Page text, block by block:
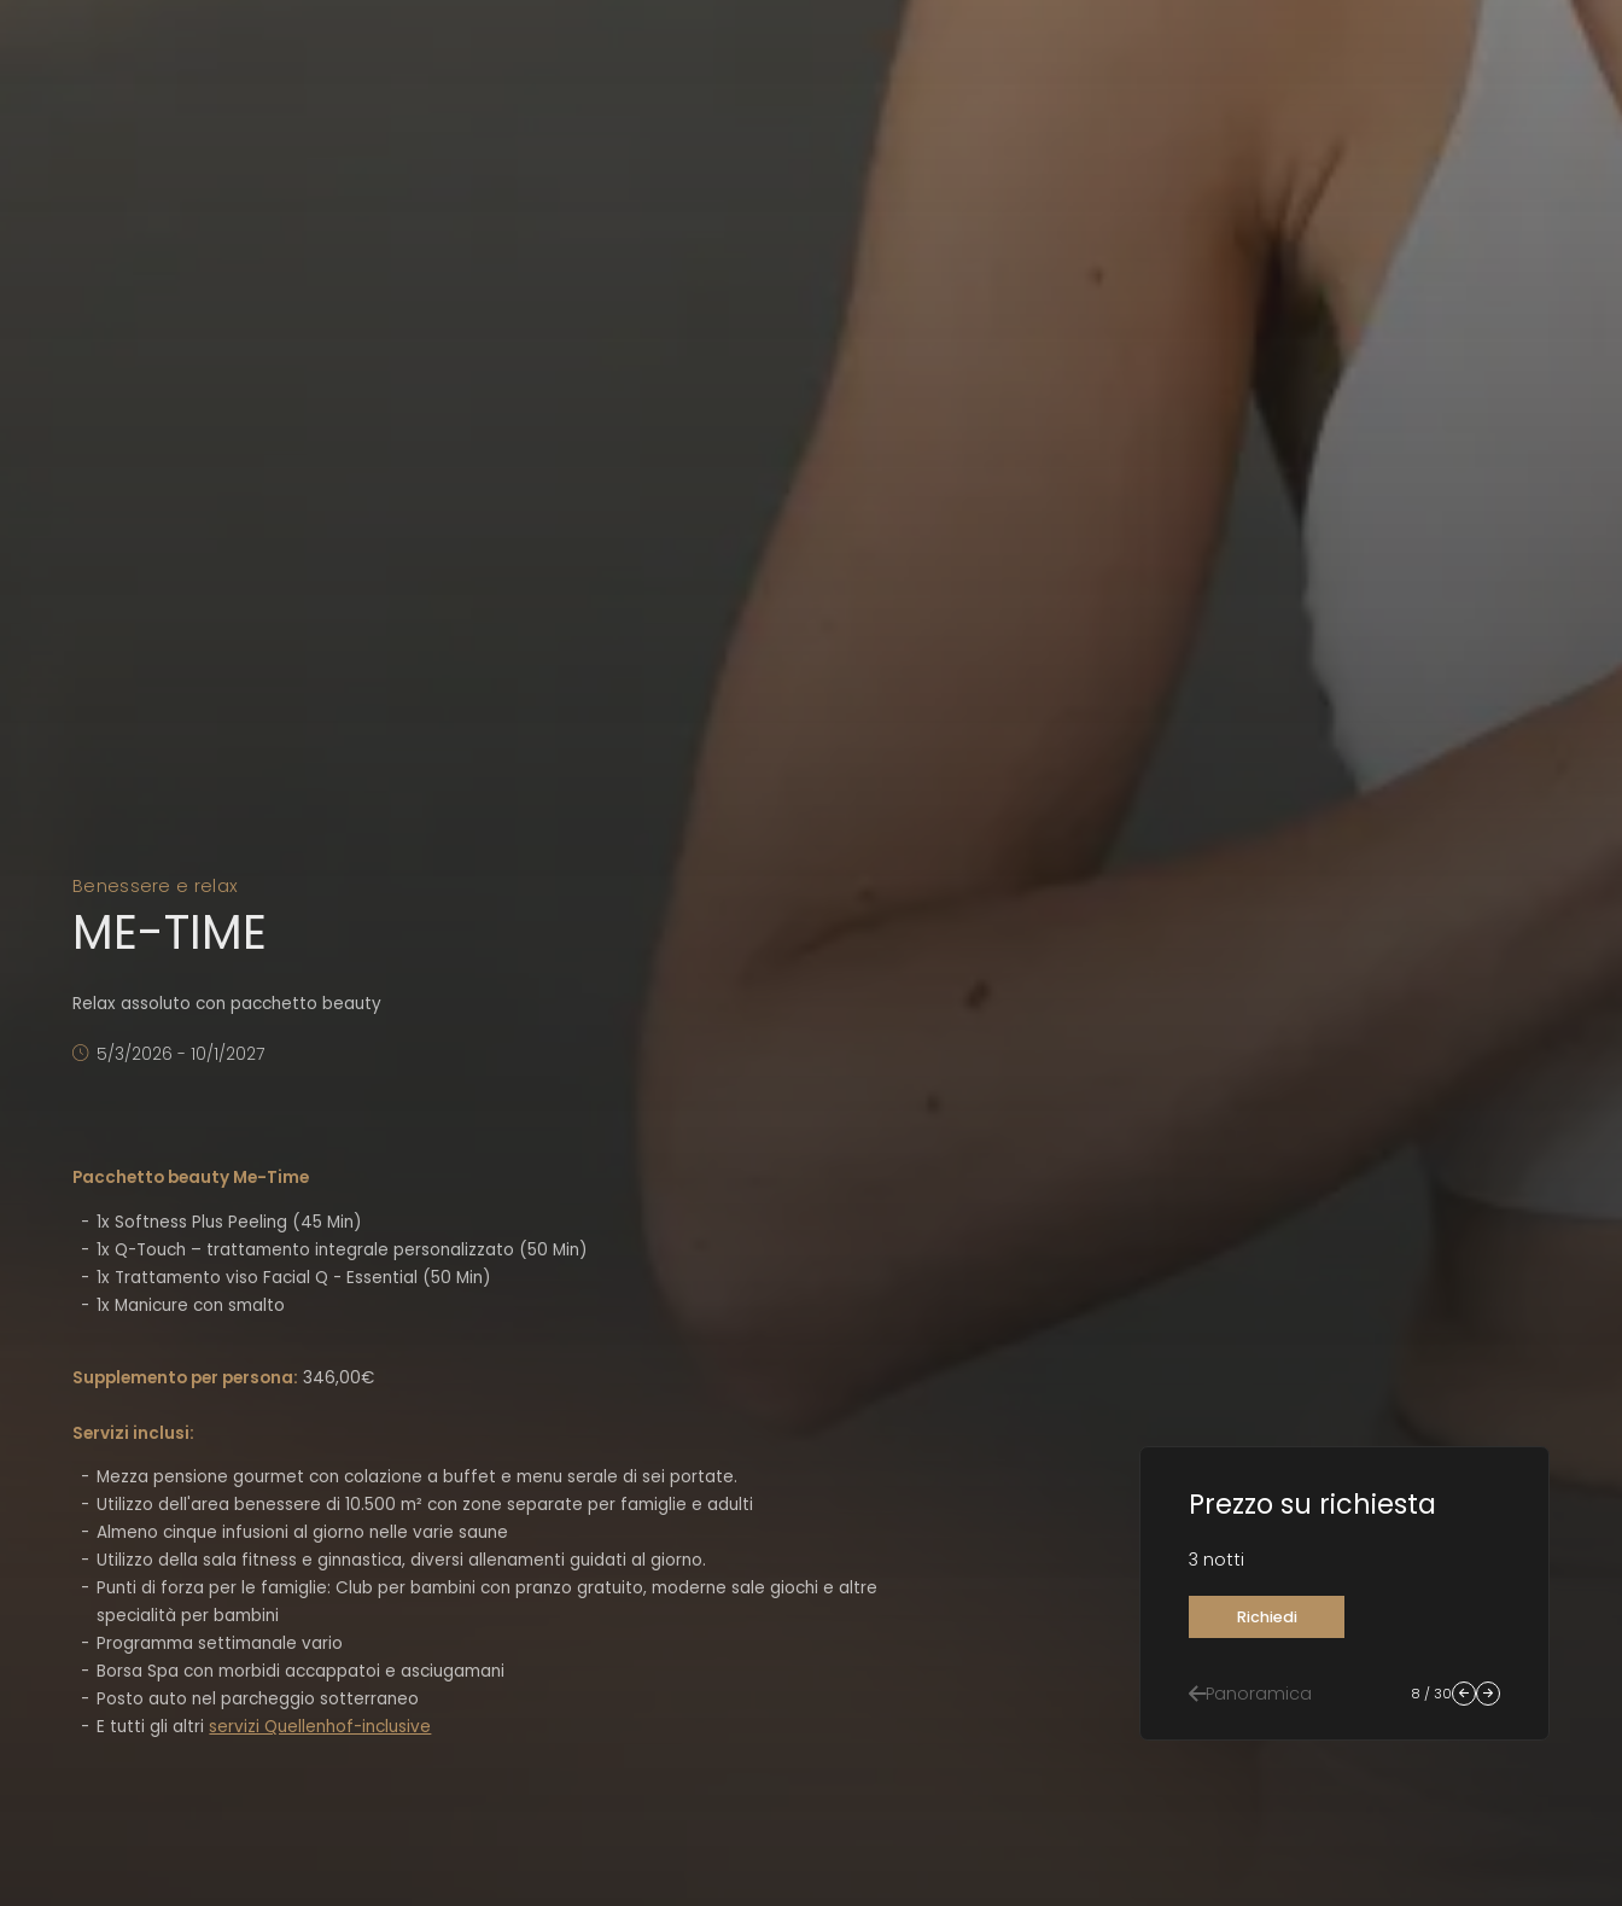
Benessere e relax
ME-TIME
Relax assoluto con pacchetto beauty
5/3/2026 - 10/1/2027
Pacchetto beauty Me-Time
1x Softness Plus Peeling (45 Min)
1x Q-Touch – trattamento integrale personalizzato (50 Min)
1x Trattamento viso Facial Q - Essential (50 Min)
1x Manicure con smalto
Supplemento per persona: 346,00€
Servizi inclusi:
Mezza pensione gourmet con colazione a buffet e menu serale di sei portate.
Utilizzo dell'area benessere di 10.500 m² con zone separate per famiglie e adulti
Almeno cinque infusioni al giorno nelle varie saune
Utilizzo della sala fitness e ginnastica, diversi allenamenti guidati al giorno.
Punti di forza per le famiglie: Club per bambini con pranzo gratuito, moderne sale giochi e altre
specialità per bambini
Programma settimanale vario
Borsa Spa con morbidi accappatoi e asciugamani
Posto auto nel parcheggio sotterraneo
E tutti gli altri servizi Quellenhof-inclusive
Prezzo su richiesta
3 notti
Richiedi
Panoramica 8 / 30